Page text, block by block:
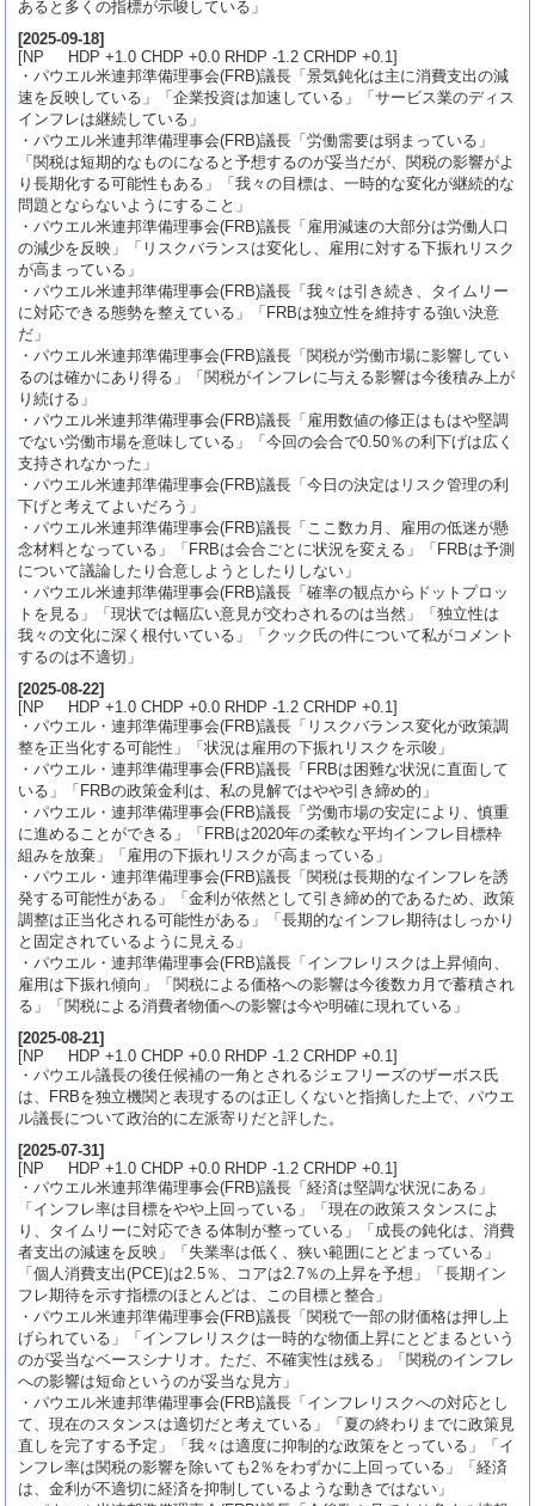
あると多くの指標が示唆している」
[2025-09-18]
[NP HDP +1.0 CHDP +0.0 RHDP -1.2 CRHDP +0.1]
・パウエル米連邦準備理事会(FRB)議長「景気鈍化は主に消費支出の減
速を反映している」「企業投資は加速している」「サービス業のディス
インフレは継続している」
・パウエル米連邦準備理事会(FRB)議長「労働需要は弱まっている」
「関税は短期的なものになると予想するのが妥当だが、関税の影響がよ
り長期化する可能性もある」「我々の目標は、一時的な変化が継続的な
問題とならないようにすること」
・パウエル米連邦準備理事会(FRB)議長「雇用減速の大部分は労働人口
の減少を反映」「リスクバランスは変化し、雇用に対する下振れリスク
が高まっている」
・パウエル米連邦準備理事会(FRB)議長「我々は引き続き、タイムリー
に対応できる態勢を整えている」「FRBは独立性を維持する強い決意
だ」
・パウエル米連邦準備理事会(FRB)議長「関税が労働市場に影響してい
るのは確かにあり得る」「関税がインフレに与える影響は今後積み上が
り続ける」
・パウエル米連邦準備理事会(FRB)議長「雇用数値の修正はもはや堅調
でない労働市場を意味している」「今回の会合で0.50％の利下げは広く
支持されなかった」
・パウエル米連邦準備理事会(FRB)議長「今日の決定はリスク管理の利
下げと考えてよいだろう」
・パウエル米連邦準備理事会(FRB)議長「ここ数カ月、雇用の低迷が懸
念材料となっている」「FRBは会合ごとに状況を変える」「FRBは予測
について議論したり合意しようとしたりしない」
・パウエル米連邦準備理事会(FRB)議長「確率の観点からドットプロッ
トを見る」「現状では幅広い意見が交わされるのは当然」「独立性は
我々の文化に深く根付いている」「クック氏の件について私がコメント
するのは不適切」
[2025-08-22]
[NP HDP +1.0 CHDP +0.0 RHDP -1.2 CRHDP +0.1]
・パウエル・連邦準備理事会(FRB)議長「リスクバランス変化が政策調
整を正当化する可能性」「状況は雇用の下振れリスクを示唆」
・パウエル・連邦準備理事会(FRB)議長「FRBは困難な状況に直面して
いる」「FRBの政策金利は、私の見解ではやや引き締め的」
・パウエル・連邦準備理事会(FRB)議長「労働市場の安定により、慎重
に進めることができる」「FRBは2020年の柔軟な平均インフレ目標枠
組みを放棄」「雇用の下振れリスクが高まっている」
・パウエル・連邦準備理事会(FRB)議長「関税は長期的なインフレを誘
発する可能性がある」「金利が依然として引き締め的であるため、政策
調整は正当化される可能性がある」「長期的なインフレ期待はしっかり
と固定されているように見える」
・パウエル・連邦準備理事会(FRB)議長「インフレリスクは上昇傾向、
雇用は下振れ傾向」「関税による価格への影響は今後数カ月で蓄積され
る」「関税による消費者物価への影響は今や明確に現れている」
[2025-08-21]
[NP HDP +1.0 CHDP +0.0 RHDP -1.2 CRHDP +0.1]
・パウエル議長の後任候補の一角とされるジェフリーズのザーボス氏
は、FRBを独立機関と表現するのは正しくないと指摘した上で、パウエ
ル議長について政治的に左派寄りだと評した。
[2025-07-31]
[NP HDP +1.0 CHDP +0.0 RHDP -1.2 CRHDP +0.1]
・パウエル米連邦準備理事会(FRB)議長「経済は堅調な状況にある」
「インフレ率は目標をやや上回っている」「現在の政策スタンスによ
り、タイムリーに対応できる体制が整っている」「成長の鈍化は、消費
者支出の減速を反映」「失業率は低く、狭い範囲にとどまっている」
「個人消費支出(PCE)は2.5％、コアは2.7％の上昇を予想」「長期イン
フレ期待を示す指標のほとんどは、この目標と整合」
・パウエル米連邦準備理事会(FRB)議長「関税で一部の財価格は押し上
げられている」「インフレリスクは一時的な物価上昇にとどまるという
のが妥当なベースシナリオ。ただ、不確実性は残る」「関税のインフレ
への影響は短命というのが妥当な見方」
・パウエル米連邦準備理事会(FRB)議長「インフレリスクへの対応とし
て、現在のスタンスは適切だと考えている」「夏の終わりまでに政策見
直しを完了する予定」「我々は適度に抑制的な政策をとっている」「イ
ンフレ率は関税の影響を除いても2％をわずかに上回っている」「経済
は、金利が不適切に経済を抑制しているような動きではない」